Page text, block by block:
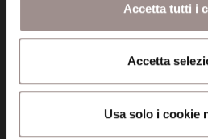
Accetta tutti i
Accetta
Usa solo i cookie
Menu
Biblioteca